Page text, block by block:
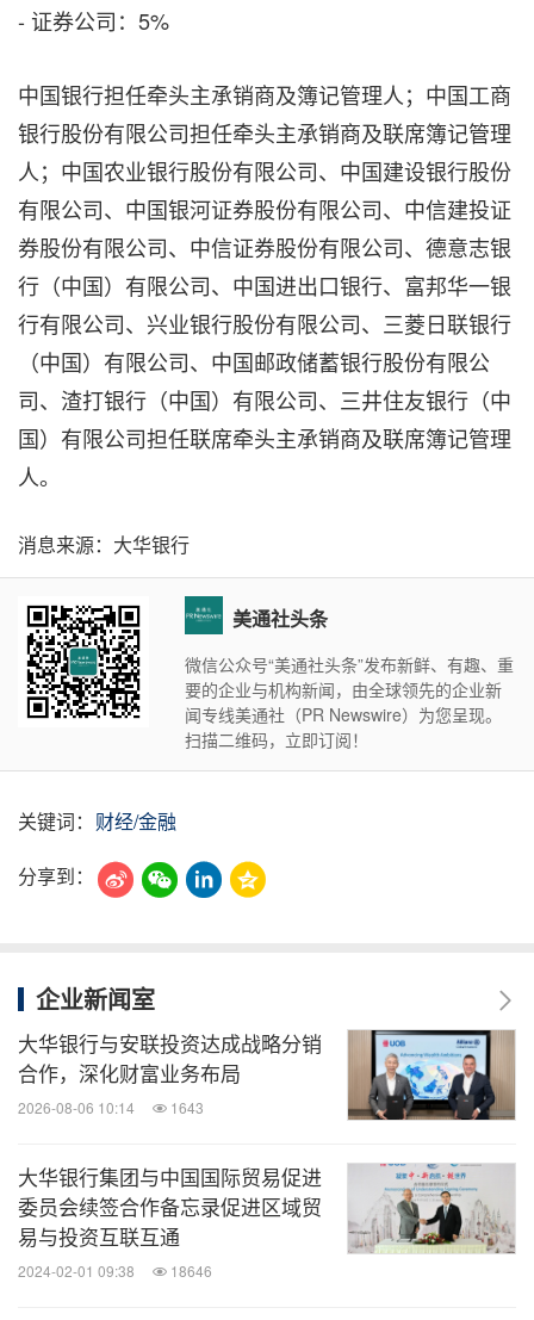
- 证券公司：5%
中国银行担任牵头主承销商及簿记管理人；中国工商
银行股份有限公司担任牵头主承销商及联席簿记管理
人；中国农业银行股份有限公司、中国建设银行股份
有限公司、中国银河证券股份有限公司、中信建投证
券股份有限公司、中信证券股份有限公司、德意志银
行（中国）有限公司、中国进出口银行、富邦华一银
行有限公司、兴业银行股份有限公司、三菱日联银行
（中国）有限公司、中国邮政储蓄银行股份有限公
司、渣打银行（中国）有限公司、三井住友银行（中
国）有限公司担任联席牵头主承销商及联席簿记管理
人。
消息来源：大华银行
美通社头条
微信公众号“美通社头条”发布新鲜、有趣、重
要的企业与机构新闻，由全球领先的企业新
闻专线美通社（PR Newswire）为您呈现。
扫描二维码，立即订阅！
关键词： 财经/金融
分享到：
企业新闻室
大华银行与安联投资达成战略分销
合作，深化财富业务布局
2026-08-06 10:14 1643
大华银行集团与中国国际贸易促进
委员会续签合作备忘录促进区域贸
易与投资互联互通
2024-02-01 09:38 18646